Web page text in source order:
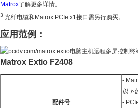
Matrox了解更多详情。
3 光纤电缆和Matrox PCIe x1接口需另行购买。
应用范例：
Matrox Extio F2408
配件号
-
以下
-